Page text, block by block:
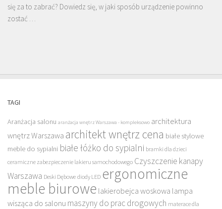
się za to zabrać? Dowiedz się, w jaki sposób urządzenie powinno
zostać …
TAGI
Aranżacja salonu aranżacja wnętrz Warszawa - kompleksowo architektura
wnętrz Warszawa architekt wnętrz cena białe stylowe
meble do sypialni białe łóżko do sypialni bramki dla dzieci
ceramiczne zabezpieczenie lakieru samochodowego Czyszczenie kanapy
Warszawa Deski Dębowe diody LED ergonomiczne
meble biurowe lakierobejca woskowa lampa
wisząca do salonu maszyny do prac drogowych materace dla